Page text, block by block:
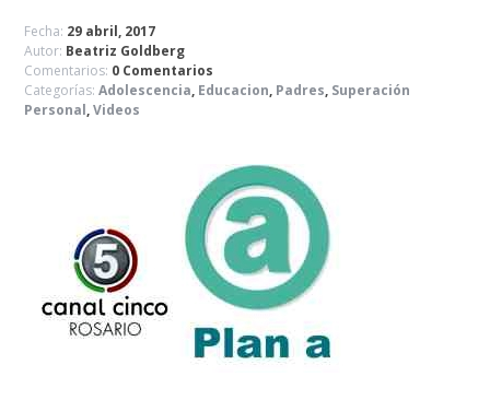
Fecha: 29 abril, 2017
Autor: Beatriz Goldberg
Comentarios: 0 Comentarios
Categorías:Adolescencia, Educacion, Padres, Superación
Personal,Videos